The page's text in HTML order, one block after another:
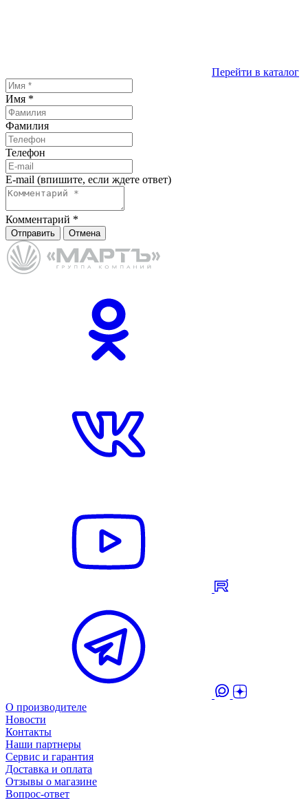
Перейти в каталог
Имя *
Фамилия
Телефон
E-mail (впишите, если ждете ответ)
Комментарий *
Отправить Отмена
О производителе
Новости
Контакты
Наши партнеры
Сервис и гарантия
Доставка и оплата
Отзывы о магазине
Вопрос-ответ